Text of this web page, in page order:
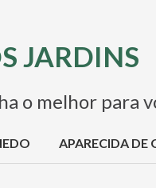
JARDINS
o melhor para
APARECIDA DE